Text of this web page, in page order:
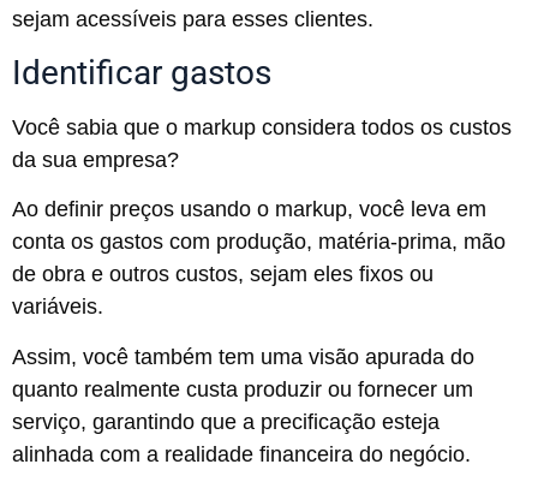
sejam acessíveis para esses clientes.
Identificar gastos
Você sabia que o markup considera todos os custos
da sua empresa?
Ao definir preços usando o markup, você leva em
conta os gastos com produção, matéria-prima, mão
de obra e outros custos, sejam eles fixos ou
variáveis.
Assim, você também tem uma visão apurada do
quanto realmente custa produzir ou fornecer um
serviço, garantindo que a precificação esteja
alinhada com a realidade financeira do negócio.